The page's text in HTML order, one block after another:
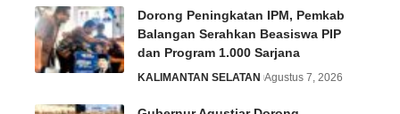
Dorong Peningkatan IPM, Pemkab
Balangan Serahkan Beasiswa PIP
dan Program 1.000 Sarjana
KALIMANTAN SELATAN Agustus 7, 2026